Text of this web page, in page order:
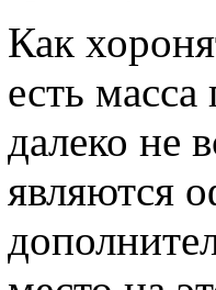
Как
есть
далеко не
являются